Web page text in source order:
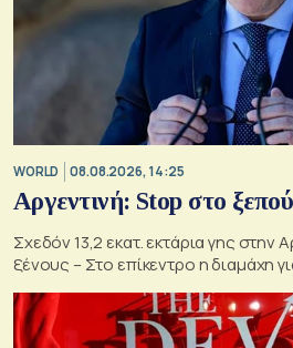
WORLD 08.08.2026, 14:25
Αργεντινή: Stop στο
Σχεδόν 13,2 εκατ. εκτάρια γης στην
ξένους – Στο επίκεντρο η διαμάχη